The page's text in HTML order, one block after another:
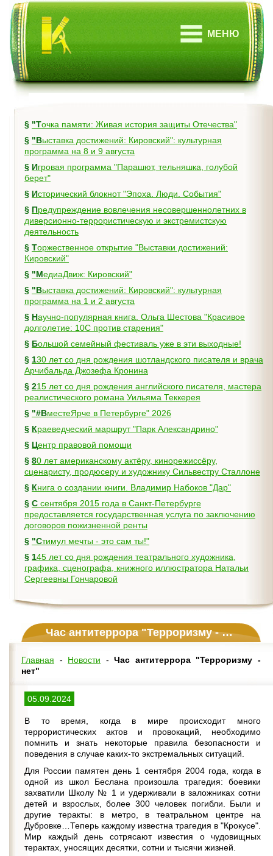
МЕНЮ
§
"Точка памяти: Живая история защиты Отечества"
§ "Выставка достижений: Кировский": культурная
программа на 8 и 9 августа
§ Игровая программа "Парашют, тельняшка, голубой
берет"
§
Исторический блокнот "Эпоха. Люди. События"
§ Предупреждение вовлечения несовершеннолетних в
диверсионно-террористическую и экстремистскую
деятельность
§ Торжественное открытие "Выставки достижений:
Кировский"
§
"МедиаДвиж: Кировский"
§ "Выставка достижений: Кировский": культурная
программа на 1 и 2 августа
§ Научно-популярная книга. Ольга Шестова "Красивое
долголетие: 10C против старения"
§
Большой семейный фестиваль уже в эти выходные!
§ 130 лет со дня рождения шотландского писателя и врача
Арчибальда Джозефа Кронина
§ 215 лет со дня рождения английского писателя, мастера
реалистического романа Уильяма Теккерея
§
"#ВместеЯрче в Петербурге" 2026
§
Краеведческий маршрут "Парк Александрино"
§
Центр правовой помощи
§ 80 лет американскому актёру, кинорежиссёру,
сценаристу, продюсеру и художнику Сильвестру Сталлоне
§
Книга о создании книги. Владимир Набоков "Дар"
§ С сентября 2015 года в Санкт-Петербурге
предоставляется государственная услуга по заключению
договоров пожизненной ренты
§
"Стимул мечты - это сам ты!"
§ 145 лет со дня рождения театрального художника,
графика, сценографа, книжного иллюстратора Натальи
Сергеевны Гончаровой
Час антитеррора "Терроризму - нет"
Главная - Новости -Час антитеррора "Терроризму -
нет"
05.09.2024
В то время, когда в мире происходит много
террористических актов и провокаций, необходимо
помнить и знать некоторые правила безопасности и
поведения в случае каких-то экстремальных ситуаций.
Для России памятен день 1 сентября 2004 года, когда в
одной из школ Беслана произошла трагедия: боевики
захватили Школу № 1 и удерживали в заложниках сотни
детей и взрослых, более 300 человек погибли. Были и
другие теракты: в метро, в театральном центре на
Дубровке…Теперь каждому известна трагедия в "Крокусе".
Мир каждый день сотрясают известия о чудовищных
терактах, уносящих десятки, сотни и тысячи жизней.